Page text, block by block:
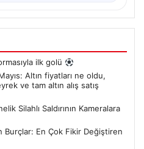
ilk golü
Altın fiyatları ne oldu,
ve tam altın alış satış
Silahlı Saldırının Kameralara
Burçlar: En Çok Fikir Değiştiren